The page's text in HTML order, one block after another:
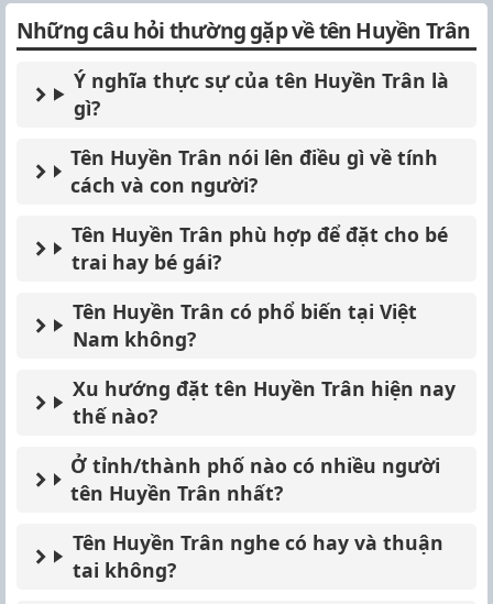
Những câu hỏi thường gặp về tên Huyền Trân
Ý nghĩa thực sự của tên Huyền Trân là
gì?
Tên Huyền Trân nói lên điều gì về tính
cách và con người?
Tên Huyền Trân phù hợp để đặt cho bé
trai hay bé gái?
Tên Huyền Trân có phổ biến tại Việt
Nam không?
Xu hướng đặt tên Huyền Trân hiện nay
thế nào?
Ở tỉnh/thành phố nào có nhiều người
tên Huyền Trân nhất?
Tên Huyền Trân nghe có hay và thuận
tai không?